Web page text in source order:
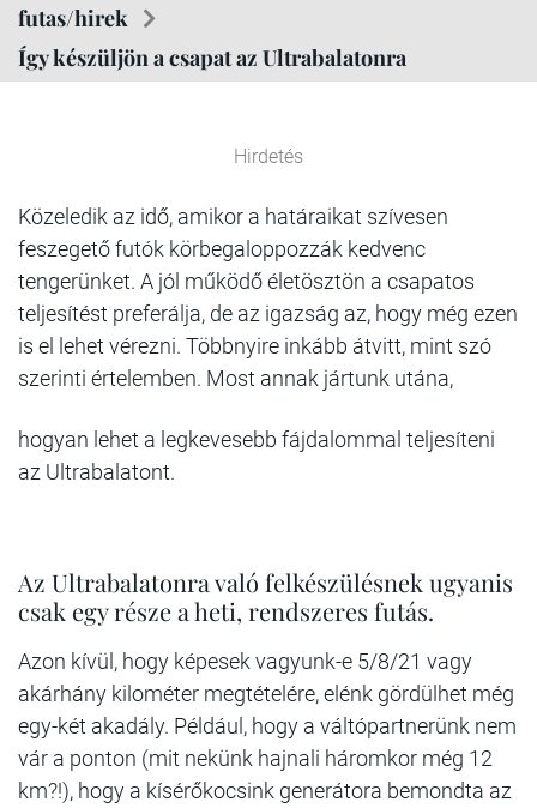
futas/hirek
Így készüljön a csapat az Ultrabalatonra
Hirdetés
Közeledik az idő, amikor a határaikat szívesen
feszegető futók körbegaloppozzák kedvenc
tengerünket. A jól működő életösztön a csapatos
teljesítést preferálja, de az igazság az, hogy még ezen
is el lehet vérezni. Többnyire inkább átvitt, mint szó
szerinti értelemben. Most annak jártunk utána,
hogyan lehet a legkevesebb fájdalommal teljesíteni
az Ultrabalatont.
Az Ultrabalatonra való felkészülésnek ugyanis
csak egy része a heti, rendszeres futás.
Azon kívül, hogy képesek vagyunk-e 5/8/21 vagy
akárhány kilométer megtételére, elénk gördülhet még
egy-két akadály. Például, hogy a váltópartnerünk nem
vár a ponton (mit nekünk hajnali háromkor még 12
km?!), hogy a kísérőkocsink generátora bemondta az